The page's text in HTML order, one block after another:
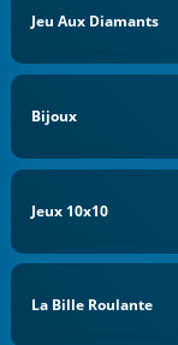
Jeu Aux Diamants
Bijoux
Jeux 10x10
La Bille Roulante